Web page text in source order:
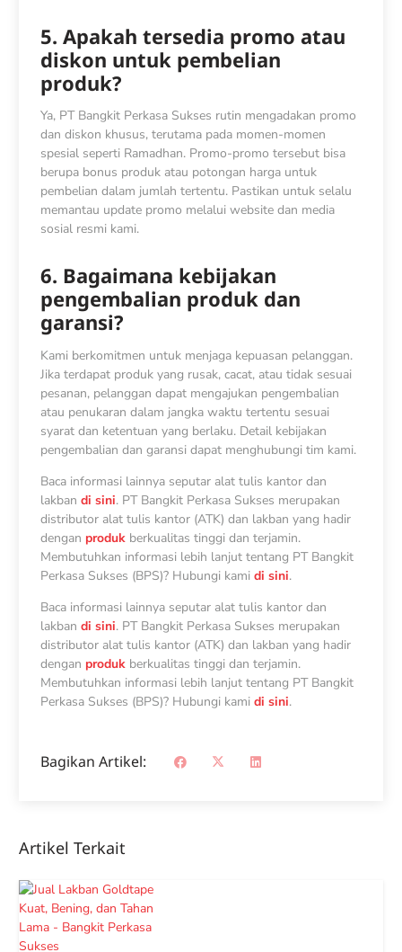
5. Apakah tersedia promo atau
diskon untuk pembelian
produk?
Ya, PT Bangkit Perkasa Sukses rutin mengadakan promo
dan diskon khusus, terutama pada momen-momen
spesial seperti Ramadhan. Promo-promo tersebut bisa
berupa bonus produk atau potongan harga untuk
pembelian dalam jumlah tertentu. Pastikan untuk selalu
memantau update promo melalui website dan media
sosial resmi kami.
6. Bagaimana kebijakan
pengembalian produk dan
garansi?
Kami berkomitmen untuk menjaga kepuasan pelanggan.
Jika terdapat produk yang rusak, cacat, atau tidak sesuai
pesanan, pelanggan dapat mengajukan pengembalian
atau penukaran dalam jangka waktu tertentu sesuai
syarat dan ketentuan yang berlaku. Detail kebijakan
pengembalian dan garansi dapat menghubungi tim kami.
Baca informasi lainnya seputar alat tulis kantor dan
lakbandi sini. PT Bangkit Perkasa Sukses merupakan
distributor alat tulis kantor (ATK) dan lakban yang hadir
dengan produk berkualitas tinggi dan terjamin.
Membutuhkan informasi lebih lanjut tentang PT Bangkit
Perkasa Sukses (BPS)? Hubungi kamidi sini.
Baca informasi lainnya seputar alat tulis kantor dan
lakbandi sini. PT Bangkit Perkasa Sukses merupakan
distributor alat tulis kantor (ATK) dan lakban yang hadir
dengan produk berkualitas tinggi dan terjamin.
Membutuhkan informasi lebih lanjut tentang PT Bangkit
Perkasa Sukses (BPS)? Hubungi kamidi sini.
Bagikan Artikel:
Artikel Terkait